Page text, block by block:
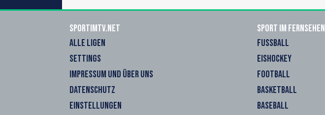
sportimtv.net
ALLE LIGEN
SETTINGS
IMPRESSUM UND ÜBER UNS
DATENSCHUTZ
EINSTELLUNGEN
Sport im Fernsehen
FUSSBALL
EISHOCKEY
FOOTBALL
BASKETBALL
BASEBALL